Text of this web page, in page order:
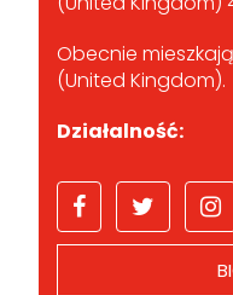
Obecnie
(United Kingdom).
Działalność: